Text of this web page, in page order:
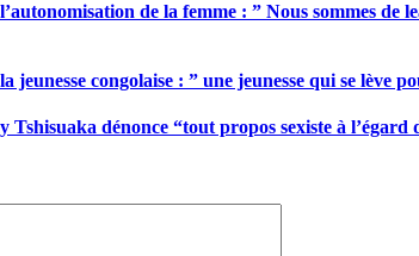
de la femme : ” Nous sommes
jeunesse congolaise : ” une jeunesse qui se lève
Tshisuaka dénonce “tout propos sexiste à